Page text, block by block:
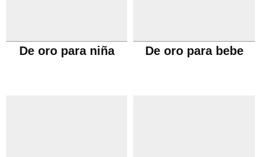
De oro para niña De oro para bebe